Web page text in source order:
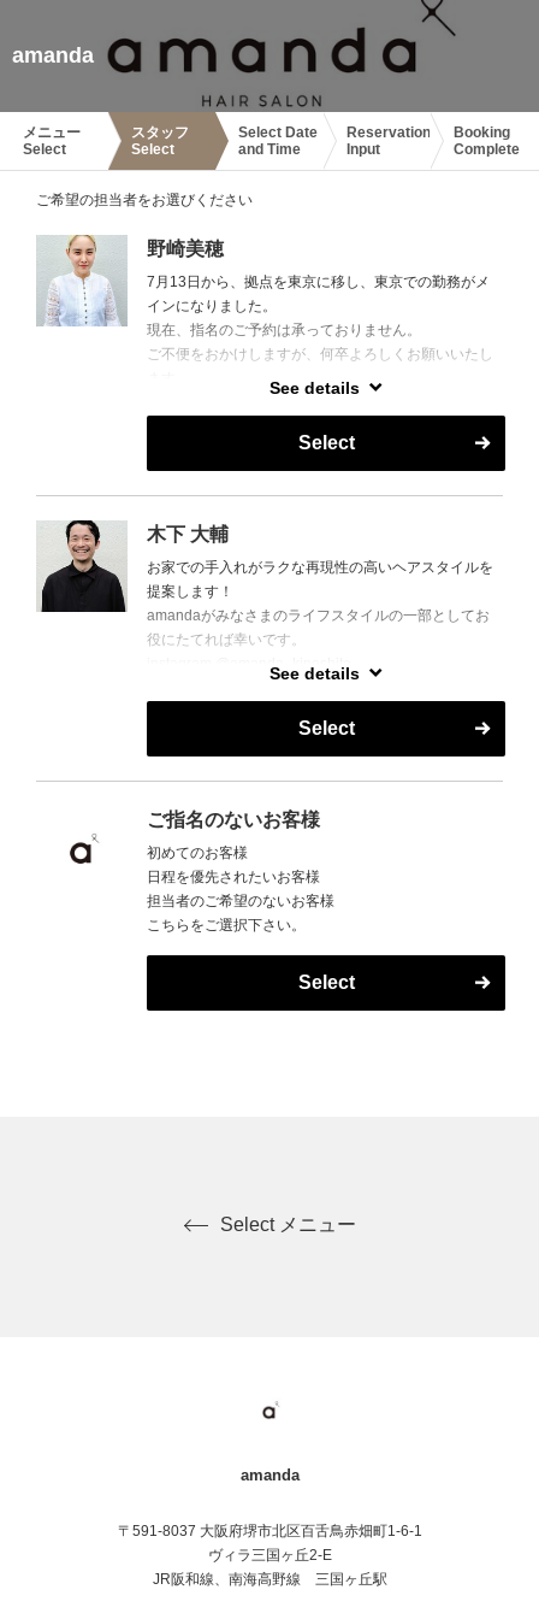
amanda
メニュー
Select
スタッフ
Select
Select Date
and Time
Reservation
Input
Booking
Complete
ご希望の担当者をお選びください
野崎美穂
7月13日から、拠点を東京に移し、東京での勤務がメ
インになりました。
現在、指名のご予約は承っておりません。
ご不便をおかけしますが、何卒よろしくお願いいたし
See details
Select
木下 大輔
お家での手入れがラクな再現性の高いヘアスタイルを
提案します！
amandaがみなさまのライフスタイルの一部としてお
役にたてれば幸いです。
instagram @amanda_kinoshita
See details
Select
ご指名のないお客様
初めてのお客様
日程を優先されたいお客様
担当者のご希望のないお客様
こちらをご選択下さい。
Select
Select メニュー
amanda
〒591-8037 大阪府堺市北区百舌鳥赤畑町1-6-1
ヴィラ三国ヶ丘2-E
JR阪和線、南海高野線 三国ヶ丘駅